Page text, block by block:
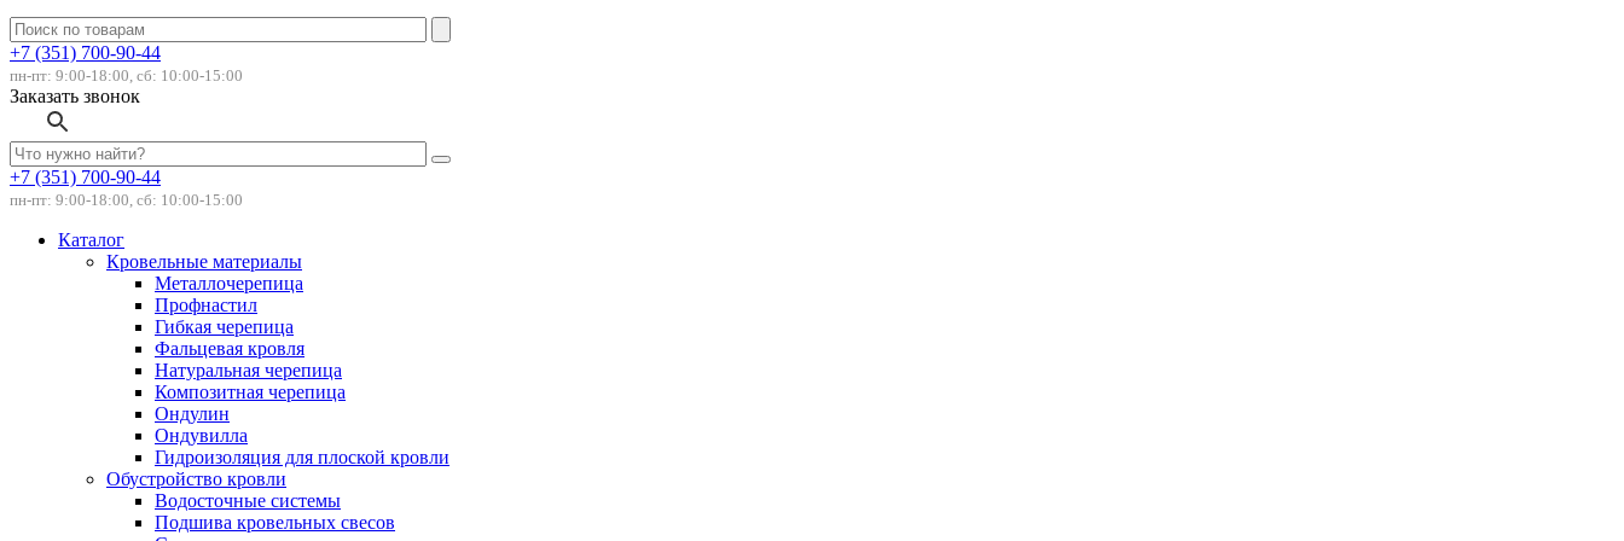
+7 (351) 700-90-44
пн-пт: 9:00-18:00, сб: 10:00-15:00
Заказать звонок
+7 (351) 700-90-44
пн-пт: 9:00-18:00, сб: 10:00-15:00
Каталог
Кровельные материалы
Металлочерепица
Профнастил
Гибкая черепица
Фальцевая кровля
Натуральная черепица
Композитная черепица
Ондулин
Ондувилла
Гидроизоляция для плоской кровли
Обустройство кровли
Водосточные системы
Подшива кровельных свесов